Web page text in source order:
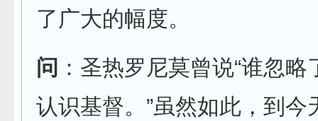
了广大的幅度。
问 ：圣热罗尼莫曾说“谁忽
认识基督。”虽然如此，到今